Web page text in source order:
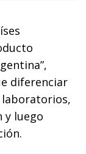
diferenciar
laboratorios,
y luego